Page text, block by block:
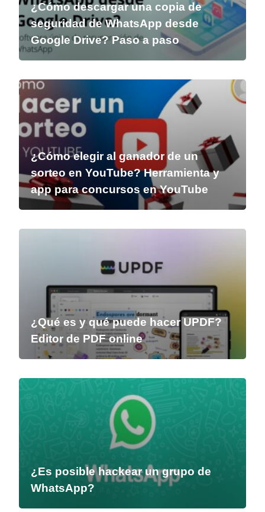
¿Cómo descargar una copia de
seguridad de WhatsApp desde
Google Drive? Paso a paso
¿Cómo elegir al ganador de un
sorteo en YouTube? Herramienta y
app para concursos en YouTube
¿Qué es y qué puede hacer UPDF?
Editor de PDF online
¿Es posible hackear un grupo de
WhatsApp?